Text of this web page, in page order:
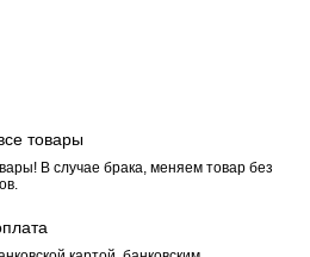
товары
В случае брака, меняем товар без